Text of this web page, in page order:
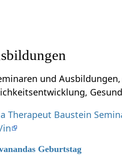
und Ausbildungen, die zwar
Therapeut Baustein
in
Geburtstag